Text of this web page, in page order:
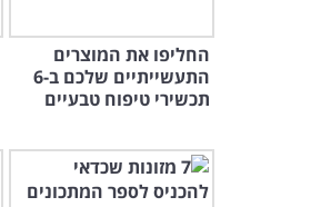
החליפו את המוצרים
התעשייתיים שלכם ב-6
תכשירי טיפוח טבעיים